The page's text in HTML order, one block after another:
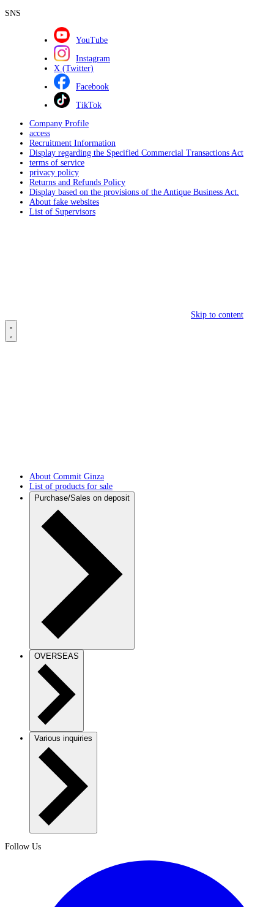
SNS
YouTube
Instagram
X (Twitter)
Facebook
TikTok
Company Profile
access
Recruitment Information
Display regarding the Specified Commercial Transactions Act
terms of service
privacy policy
Returns and Refunds Policy
Display based on the provisions of the Antique Business Act.
About fake websites
List of Supervisors
Skip to content
About Commit Ginza
List of products for sale
Purchase/Sales on deposit
OVERSEAS
Various inquiries
Follow Us